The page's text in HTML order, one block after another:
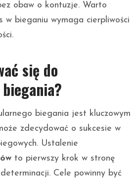
obaw o kontuzje. Warto
w bieganiu wymaga cierpliwości
się do
biegania jest kluczowym
zdecydować o sukcesie w
Ustalenie
to pierwszy krok w stronę
Cele powinny być